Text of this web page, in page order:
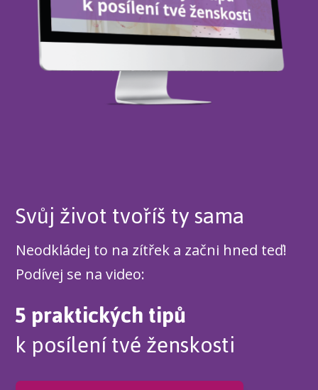
Svůj život tvoříš ty sama
Neodkládej to na zítřek a začni hned teď!
Podívej se na video:
5 praktických tipů
k posílení tvé ženskosti